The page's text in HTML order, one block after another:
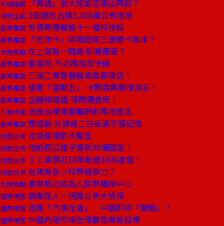
火線話題 「梟雄」翁大銘能否東山再起？
特別企劃 2個遊民占據5,500萬公有宿舍
產業風雲 外資集體喊進十一檔科技股
產業風雲 「迷你卡」將掀起第三波發卡高峰？
大陸焦點 在上海買一間房 倒賺兩筆？
產業風雲 看電視 不必再苦苦守候
產業風雲 三陽工業靠著機車敗部復活！
產業風雲 搶救「星期五」 卡爾森集團撩落去！
產業風雲 企鵝辨雌雄 得問調查局！
人物特寫 流連台灣東部曠野的馬修連恩
產業風雲 想減薪 先請員工白紙黑字留紀錄
封面故事 垃圾房裡的大醫生
封面故事 他的西瓜種子賣到50個國家！
封面故事 ＩＣ黑鑽石10年創造10兆產值！
封面故事 台灣有多少科學競爭力？
大陸焦點 香港勢必成為人民幣離岸中心
國際視窗 病毒獵人－網路世界大偵探
國際視窗 挺進「汽車社會」 中國即將「變臉」？
國際視窗 中國內陸市場全球廣告業新目標